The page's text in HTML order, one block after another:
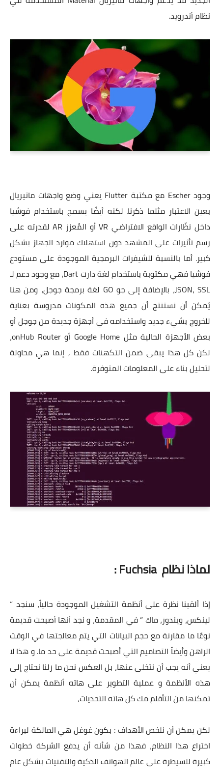
نظام أندرويد.
وجود Escher مع مكتبة Flutter يعني وضع واجهات ماتيريال
بعين الاعتبار مثلما ذكرنا٬ لكنه أيضًا يسمح باستخدام فوشيا
داخل نظّارات الواقع الافتراضي VR أو المُعزز AR لقدرته على
رسم تأثيرات على المشهد دون استهلاك موارد الجهاز بشكل
كبير. أما بالنسبة للشيفرات البرمجية الموجودة على مستودع
فوشيا فهي مكتوبة باستخدام لغة دارت Dart، مع وجود دعم لـ
JSON، SSL، بالإضافة إلى جو GO لغة برمجة جوجل، ومن هنا
يُمكن أن نستنتج أن جميع هذه المكونات مدروسة بعناية
للخروج بشيء جديد واستخدامه في أجهزة جديدة من جوجل أو
بعض الأجهزة الحالية مثل Google Home أو onHub Router،
لكن كل هذا يبقى ضمن التكهنات فقط , إنما هي محاولة
لتحليل بناء على المعلومات المتوفرة.
لماذا نظام Fuchsia :
إذا ألقينا نظرة على أنظمة التشغيل الموجودة حالياً، سنجد ”
لينكس، ويندوز، ماك ” في المقدمة، و نجد أنها أصبحت قديمة
نوعًا ما مقارنة مع حجم البيانات التي يتم معالجتها في الوقت
الراهن وأيضاً التصاميم التي أصبحت قديمة على حد ما. و هذا لا
يعني أنه يجب أن نتخلى عنها، بل العكس نحن ما زلنا نحتاج إلى
هذه الأنظمة و عملية التطوير على هاته أنظمة يمكن أن
تمكنها من التأقلم مك كل هاته التحديات،
لكن يمكن أن نلخص الأهداف : بكون غوغل هي المالكة لبراءة
اختراع هذا النظام، فهذا من شأنه أن يدفع الشركة خطوات
كبيرة للسيطرة على عالم الهواتف الذكية والتقنيات بشكل عام